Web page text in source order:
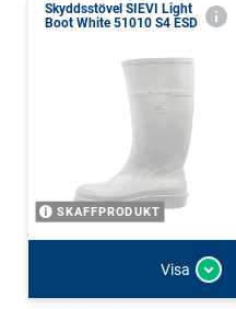
Skyddsstövel SIEVI Light
Boot White 51010 S4 ESD
SKAFFPRODUKT
Visa